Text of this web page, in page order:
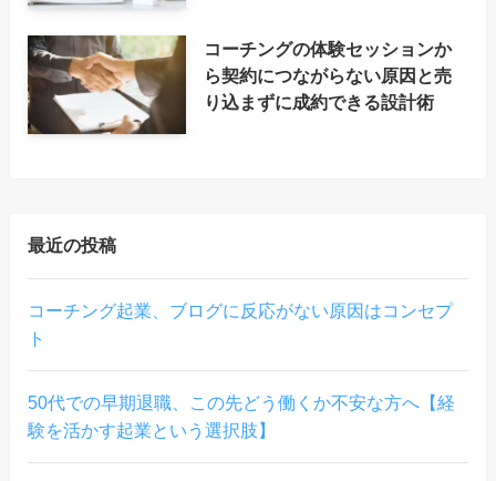
コーチングの体験セッションか
ら契約につながらない原因と売
り込まずに成約できる設計術
最近の投稿
コーチング起業、ブログに反応がない原因はコンセプ
ト
50代での早期退職、この先どう働くか不安な方へ【経
験を活かす起業という選択肢】